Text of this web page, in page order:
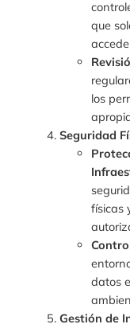
que
los
Seguridad
físicas
datos
Gestión de